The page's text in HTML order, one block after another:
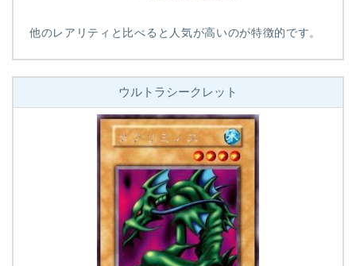
他のレアリティと比べると人気が高いのが特徴的です。
ウルトラシークレット